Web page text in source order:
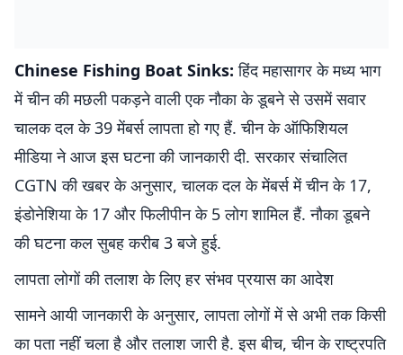
Chinese Fishing Boat Sinks: हिंद महासागर के मध्य भाग
में चीन की मछली पकड़ने वाली एक नौका के डूबने से उसमें सवार
चालक दल के 39 मेंबर्स लापता हो गए हैं. चीन के ऑफिशियल
मीडिया ने आज इस घटना की जानकारी दी. सरकार संचालित
CGTN की खबर के अनुसार, चालक दल के मेंबर्स में चीन के 17,
इंडोनेशिया के 17 और फिलीपीन के 5 लोग शामिल हैं. नौका डूबने
की घटना कल सुबह करीब 3 बजे हुई.
लापता लोगों की तलाश के लिए हर संभव प्रयास का आदेश
सामने आयी जानकारी के अनुसार, लापता लोगों में से अभी तक किसी
का पता नहीं चला है और तलाश जारी है. इस बीच, चीन के राष्ट्रपति